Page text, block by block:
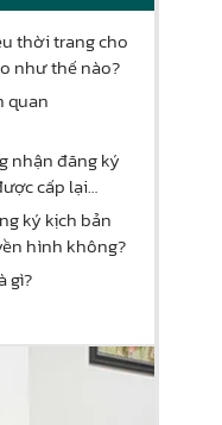
thời trang cho
như thế nào?
quan
nhận đăng ký
cấp lại
ký kịch bản
hình không?
gì?